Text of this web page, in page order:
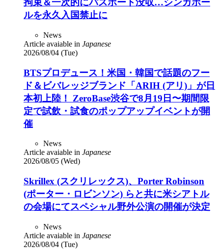
拘束＆一次的にパスポート没収…シンガポー
ルを永久入国禁止に
News
Article avaiable in Japanese
2026/08/04 (Tue)
BTSプロデュース！米国・韓国で話題のフー
ド＆ビバレッジブランド「ARIH (アリ)」が日
本初上陸！ ZeroBase渋谷で8月19日〜期間限
定で試飲・試食のポップアップイベントが開
催
News
Article avaiable in Japanese
2026/08/05 (Wed)
Skrillex (スクリレックス)、Porter Robinson
(ポーター・ロビンソン) らと共に米シアトル
の会場にてスペシャル野外公演の開催が決定
News
Article avaiable in Japanese
2026/08/04 (Tue)